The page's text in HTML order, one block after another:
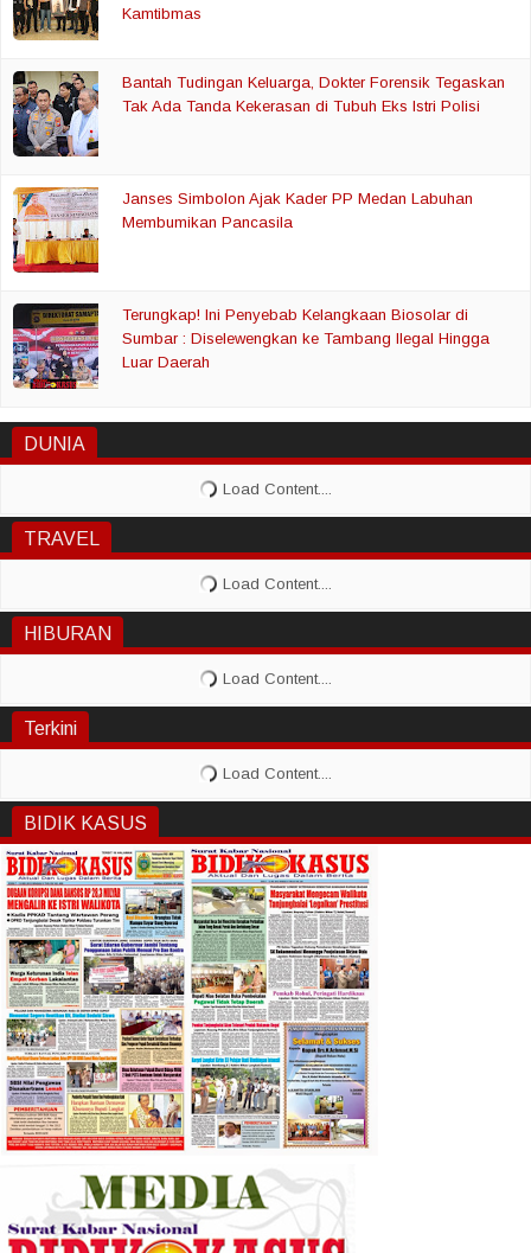
Kamtibmas
Bantah Tudingan Keluarga, Dokter Forensik Tegaskan
Tak Ada Tanda Kekerasan di Tubuh Eks Istri Polisi
Janses Simbolon Ajak Kader PP Medan Labuhan
Membumikan Pancasila
Terungkap! Ini Penyebab Kelangkaan Biosolar di
Sumbar : Diselewengkan ke Tambang Ilegal Hingga
Luar Daerah
DUNIA
TRAVEL
HIBURAN
Terkini
BIDIK KASUS